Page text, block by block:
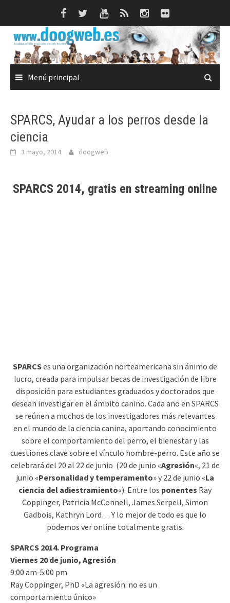
Menú principal
SPARCS, Ayudar a los perros desde la
ciencia
3 mayo, 2014 doogweb
SPARCS 2014, gratis en streaming online
SPARCSes una organización norteamericana sin ánimo de
lucro, creada para impulsar becas de investigación de libre
disposición para estudiantes graduados y doctorados que
desean investigar en el ámbito canino. Cada año en SPARCS
se reúnen a muchos de los investigadores más relevantes
en el mundo de la ciencia canina, aportando conocimiento
sobre el comportamiento del perro, el bienestar y las
cuestiones clave sobre el vínculo hombre-perro. Este año se
celebrará del 20 al 22 de junio (20 de junio «Agresión«, 21 de
junio «Personalidad y temperamento» y 22 de junio «La
ciencia del adiestramiento«). Entre los ponentes Ray
Coppinger, Patricia McConnell, James Serpell, Simon
Gadbois, Kathryn Lord… Y lo mejor de todo es que lo
podemos ver online totalmente gratis.
SPARCS 2014. Programa
Viernes 20 de junio, Agresión
9:00 am-5:00 pm
Ray Coppinger, PhD «La agresión: no es un
comportamiento único»